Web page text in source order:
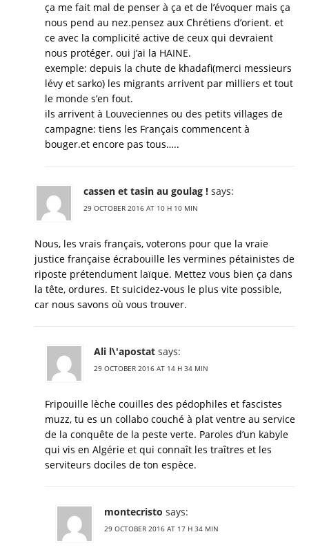
ça me fait mal de penser à ça et de l’évoquer mais ça
nous pend au nez.pensez aux Chrétiens d’orient. et
ce avec la complicité active de ceux qui devraient
nous protéger. oui j’ai la HAINE.
exemple: depuis la chute de khadafi(merci messieurs
lévy et sarko) les migrants arrivent par milliers et tout
le monde s’en fout.
ils arrivent à Louveciennes ou des petits villages de
campagne: tiens les Français commencent à
bouger.et encore pas tous…..
cassen et tasin au goulag ! says:
29 OCTOBER 2016 AT 10 H 10 MIN
Nous, les vrais français, voterons pour que la vraie
justice française écrabouille les vermines pétainistes de
riposte prétendument laïque. Mettez vous bien ça dans
la tête, ordures. Et suicidez-vous le plus vite possible,
car nous savons où vous trouver.
Ali l\'apostat says:
29 OCTOBER 2016 AT 14 H 34 MIN
Fripouille lèche couilles des pédophiles et fascistes
muzz, tu es un collabo couché à plat ventre au service
de la conquête de la peste verte. Paroles d’un kabyle
qui vis en Algérie et qui connaît les traîtres et les
serviteurs dociles de ton espèce.
montecristo says:
29 OCTOBER 2016 AT 17 H 34 MIN